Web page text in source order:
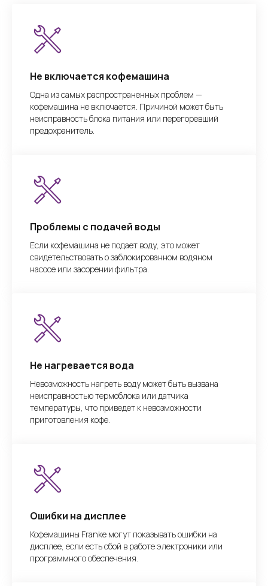
Не включается кофемашина
Одна из самых распространенных проблем —
кофемашина не включается. Причиной может быть
неисправность блока питания или перегоревший
предохранитель.
Проблемы с подачей воды
Если кофемашина не подает воду, это может
свидетельствовать о заблокированном водяном
насосе или засорении фильтра.
Не нагревается вода
Невозможность нагреть воду может быть вызвана
неисправностью термоблока или датчика
температуры, что приведет к невозможности
приготовления кофе.
Ошибки на дисплее
Кофемашины Franke могут показывать ошибки на
дисплее, если есть сбой в работе электроники или
программного обеспечения.